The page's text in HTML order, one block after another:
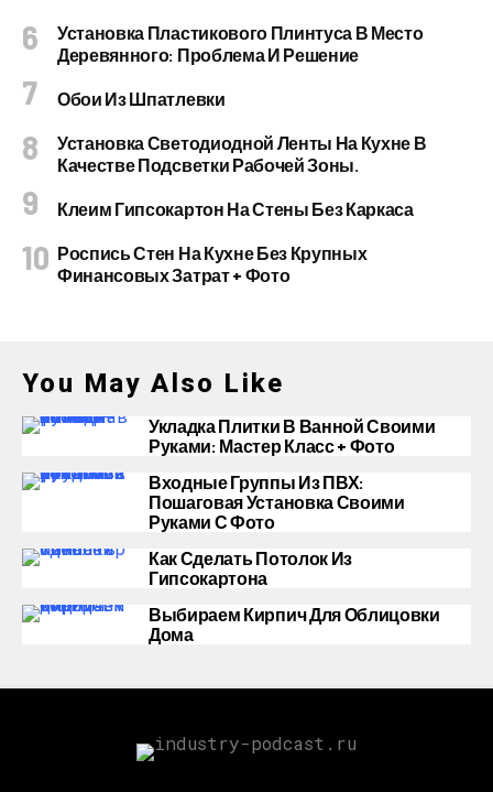
Установка Пластикового Плинтуса В Место
Деревянного: Проблема И Решение
Обои Из Шпатлевки
Установка Светодиодной Ленты На Кухне В
Качестве Подсветки Рабочей Зоны.
Клеим Гипсокартон На Стены Без Каркаса
Роспись Стен На Кухне Без Крупных
Финансовых Затрат + Фото
You May Also Like
Укладка Плитки В Ванной Своими
Руками: Мастер Класс + Фото
Входные Группы Из ПВХ:
Пошаговая Установка Своими
Руками С Фото
Как Сделать Потолок Из
Гипсокартона
Выбираем Кирпич Для Облицовки
Дома